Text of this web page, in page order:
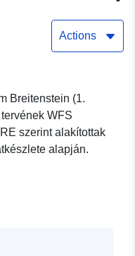
Actions
Breitenstein (1.
WFS
szerint alakítottak
alapján.